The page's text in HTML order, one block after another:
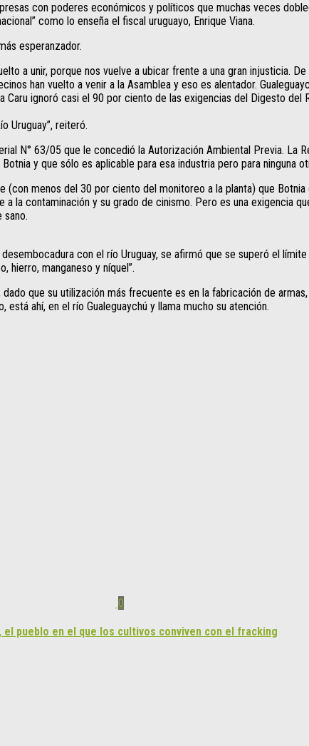
con poderes económicos y políticos que muchas veces
como lo enseña el fiscal uruguayo, Enrique Viana.
esperanzador.
a unir, porque nos vuelve a ubicar frente a una gran injusticia.
han vuelto a venir a la Asamblea y eso es alentador.
ignoró casi el 90 por ciento de las exigencias del Digesto del
Uruguay”, reiteró.
N° 63/05 que le concedió la Autorización Ambiental Previa. La
y que sólo es aplicable para esa industria pero para ninguna
(con menos del 30 por ciento del monitoreo a la planta) que
la contaminación y su grado de cinismo. Pero es una exigencia
sano.
con el río Uruguay, se afirmó que se superó el
hierro, manganeso y níquel”.
que su utilización más frecuente es en la fabricación de
ahí, en el río Gualeguaychú y llama mucho su atención.
0
pueblo en el que los cultivos conviven con el fracking